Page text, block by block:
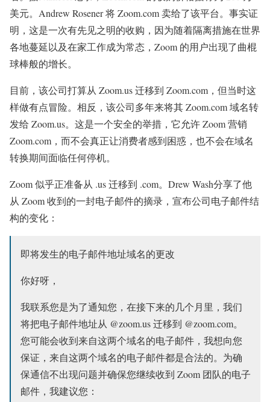
美元。Andrew Rosener 将 Zoom.com 卖给了该平台。事实证
明，这是一次有先见之明的收购，因为随着隔离措施在世界
各地蔓延以及在家工作成为常态，Zoom 的用户出现了曲棍
球棒般的增长。
目前，该公司打算从 Zoom.us 迁移到 Zoom.com，但当时这
样做有点冒险。相反，该公司多年来将其 Zoom.com 域名转
发给 Zoom.us。这是一个安全的举措，它允许 Zoom 营销
Zoom.com，而不会真正让消费者感到困惑，也不会在域名
转换期间面临任何停机。
Zoom 似乎正准备从 .us 迁移到 .com。Drew Wash分享了他
从 Zoom 收到的一封电子邮件的摘录，宣布公司电子邮件结
构的变化：
即将发生的电子邮件地址域名的更改
你好呀，
我联系您是为了通知您，在接下来的几个月里，我们
将把电子邮件地址从 @zoom.us 迁移到 @zoom.com。
您可能会收到来自这两个域名的电子邮件，我想向您
保证，来自这两个域名的电子邮件都是合法的。为确
保通信不出现问题并确保您继续收到 Zoom 团队的电子
邮件，我建议您：